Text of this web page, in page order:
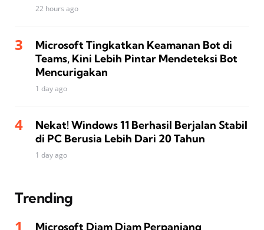
22 hours ago
Microsoft Tingkatkan Keamanan Bot di
Teams, Kini Lebih Pintar Mendeteksi Bot
Mencurigakan
1 day ago
Nekat! Windows 11 Berhasil Berjalan Stabil
di PC Berusia Lebih Dari 20 Tahun
1 day ago
Trending
Microsoft Diam Diam Perpanjang